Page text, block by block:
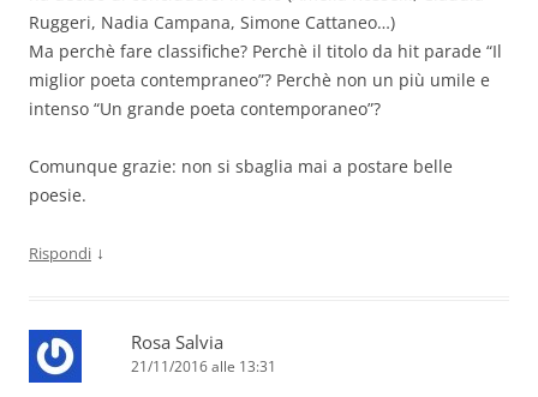
Ruggeri, Nadia Campana, Simone Cattaneo…)
Ma perchè fare classifiche? Perchè il titolo da hit parade “Il
miglior poeta contempraneo”? Perchè non un più umile e
intenso “Un grande poeta contemporaneo”?
Comunque grazie: non si sbaglia mai a postare belle
poesie.
Rispondi ↓
Rosa Salvia
21/11/2016 alle 13:31